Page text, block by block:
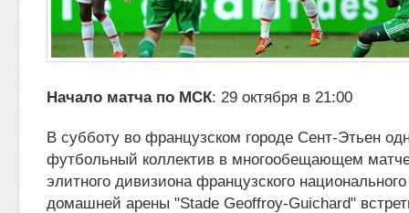
Начало матча по МСК: 29 октября в 21:00
В субботу во французском городе Сент-Этьен
футбольный коллектив в многообещающем матче
элитного дивизиона французского
домашней арены "Stade Geoffroy-Guichard"